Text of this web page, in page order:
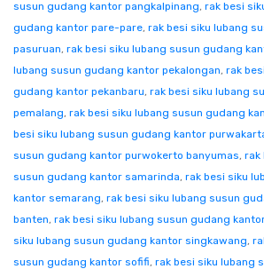
susun gudang kantor pangkalpinang, rak besi
gudang kantor pare-pare, rak besi siku lubang
pasuruan, rak besi siku lubang susun gudang
lubang susun gudang kantor pekalongan, rak
gudang kantor pekanbaru, rak besi siku lubang
pemalang, rak besi siku lubang susun gudang
besi siku lubang susun gudang kantor
susun gudang kantor purwokerto banyumas, rak
susun gudang kantor samarinda, rak besi siku
kantor semarang, rak besi siku lubang susun
banten, rak besi siku lubang susun gudang
siku lubang susun gudang kantor singkawang,
susun gudang kantor sofifi, rak besi siku lubang